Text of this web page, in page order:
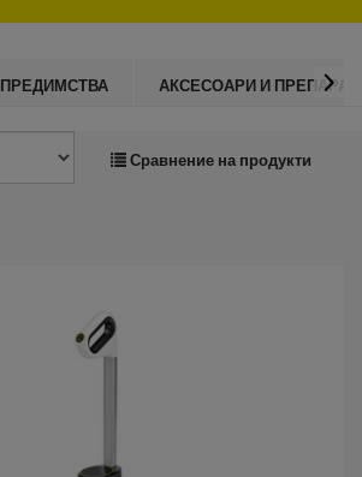
ПРЕДИМСТВА АКСЕСОАРИ И
Сравнение на продукти